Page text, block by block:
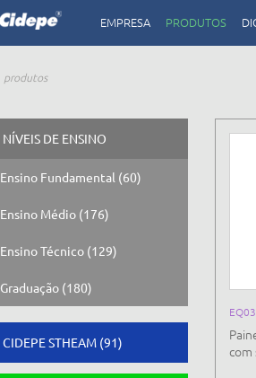
EMPRESA PRODUTOS
produtos
NÍVEIS DE ENSINO
Ensino Fundamental (60)
Ensino Médio (176)
Ensino Técnico (129)
Graduação (180)
CIDEPE STHEAM (91)